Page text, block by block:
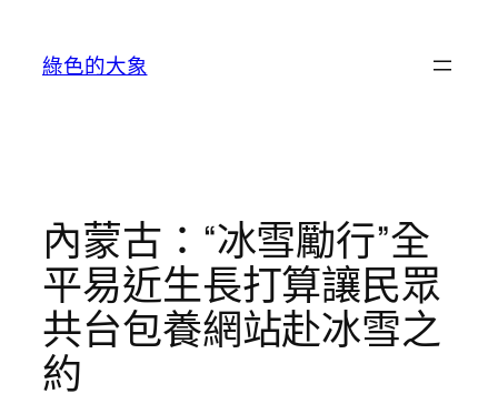
綠色的大象
內蒙古：“冰雪勵行”全
平易近生長打算讓民眾
共台包養網站赴冰雪之
約